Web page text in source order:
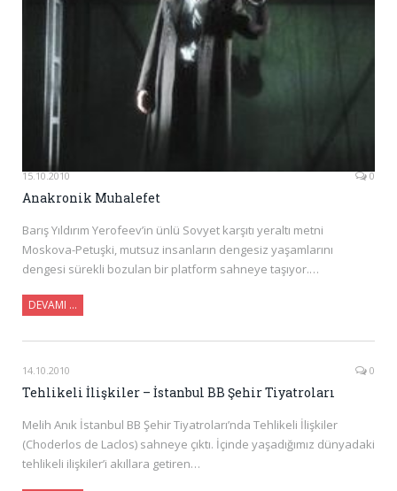
15.10.2010 0
Anakronik Muhalefet
Barış Yıldırım Yerofeev’in ünlü Sovyet karşıtı yeraltı metni
Moskova-Petuşki, mutsuz insanların dengesiz yaşamlarını
dengesi sürekli bozulan bir platform sahneye taşıyor.…
DEVAMI …
14.10.2010 0
Tehlikeli İlişkiler – İstanbul BB Şehir Tiyatroları
Melih Anık İstanbul BB Şehir Tiyatroları’nda Tehlikeli İlişkiler
(Choderlos de Laclos) sahneye çıktı. İçinde yaşadığımız dünyadaki
tehlikeli ilişkiler’i akıllara getiren…